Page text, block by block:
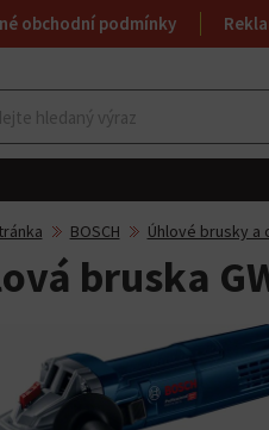
obchodní podmínky
BOSCH Úhlové brusky a
bruska